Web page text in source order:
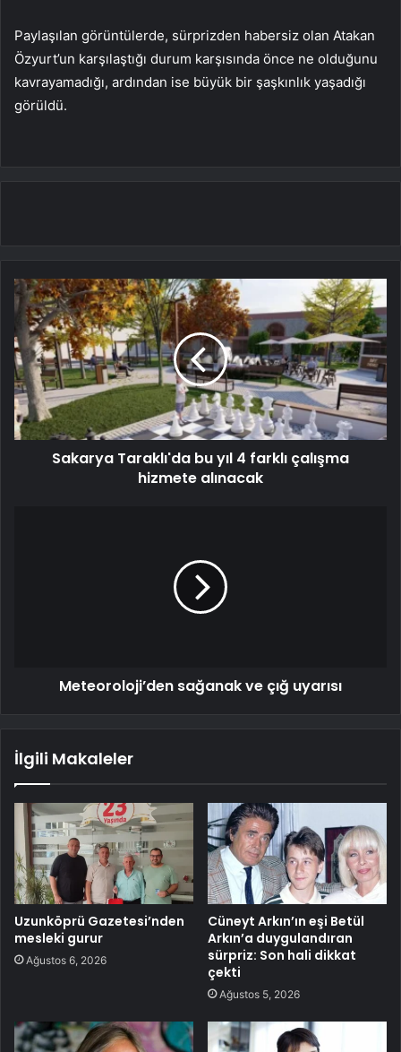
Paylaşılan görüntülerde, sürprizden habersiz olan Atakan
Özyurt’un karşılaştığı durum karşısında önce ne olduğunu
kavrayamadığı, ardından ise büyük bir şaşkınlık yaşadığı
görüldü.
Sakarya Taraklı'da bu yıl 4 farklı çalışma
hizmete alınacak
Meteoroloji’den sağanak ve çığ uyarısı
İlgili Makaleler
Uzunköprü Gazetesi’nden
mesleki gurur
Ağustos 6, 2026
Cüneyt Arkın’ın eşi Betül
Arkın’a duygulandıran
sürpriz: Son hali dikkat
çekti
Ağustos 5, 2026